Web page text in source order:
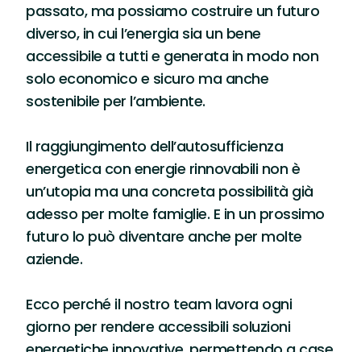
passato, ma possiamo costruire un futuro
diverso, in cui l’energia sia un bene
accessibile a tutti e generata in modo non
solo economico e sicuro ma anche
sostenibile per l’ambiente.
Il raggiungimento dell’autosufficienza
energetica con energie rinnovabili non è
un’utopia ma una concreta possibilità già
adesso per molte famiglie. E in un prossimo
futuro lo può diventare anche per molte
aziende.
Ecco perché il nostro team lavora ogni
giorno per rendere accessibili soluzioni